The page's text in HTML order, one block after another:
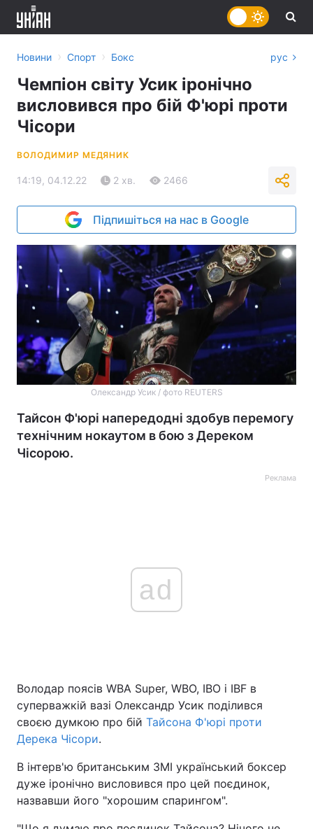
Головна Війна
Україна Політика
Економіка
Спорт Наука
Лайт
Новини › Спорт › Бокс рус
Чемпіон світу Усик іронічно
висловився про бій Ф'юрі проти
Чісори
ВОЛОДИМИР МЕДЯНИК
14:19, 04.12.22 2 хв. 2466
Підпишіться на нас в Google
Олександр Усик / фото REUTERS
Тайсон Ф'юрі напередодні здобув перемогу
технічним нокаутом в бою з Дереком
Чісорою.
Реклама
ad
Володар поясів WBA Super, WBO, IBO і IBF в
суперважкій вазі Олександр Усик поділився
своєю думкою про бій Тайсона Ф'юрі проти
Дерека Чісори.
В інтерв'ю британським ЗМІ український боксер
дуже іронічно висловився про цей поєдинок,
назвавши його "хорошим спарингом".